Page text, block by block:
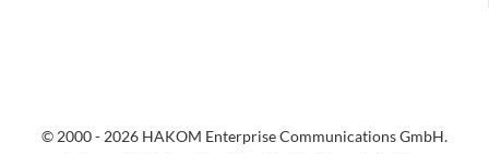
© 2000 - 2026 HAKOM Enterprise Communications GmbH.